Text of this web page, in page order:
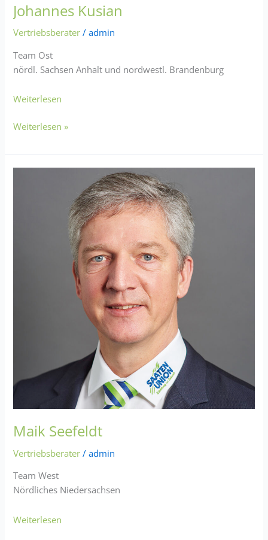
Johannes Kusian
Vertriebsberater /admin
Team Ost
nördl. Sachsen Anhalt und nordwestl. Brandenburg
Weiterlesen
Weiterlesen »
Maik Seefeldt
Vertriebsberater /admin
Team West
Nördliches Niedersachsen
Weiterlesen